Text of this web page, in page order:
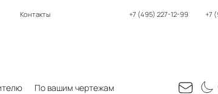
Контакты +7 (495) 227-12-99 +7
По вашим чертежам